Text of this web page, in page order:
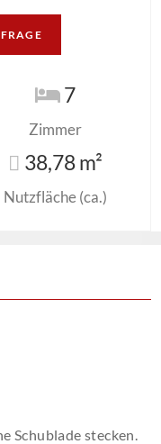
7
Zimmer
38,78 m²
Nutzfläche (ca.)
Schublade stecken.